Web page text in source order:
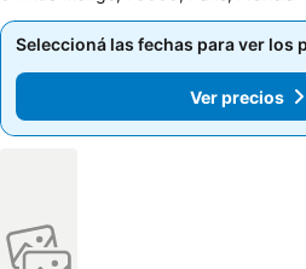
Seleccioná las fechas para ver los
Ver precios
Seleccioná las fechas para ver los
Ver precios